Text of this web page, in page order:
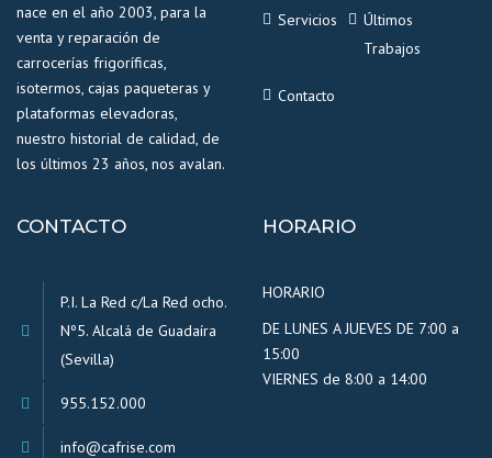
nace en el año 2003, para la
venta y reparación de
carrocerías frigoríficas,
isotermos, cajas paqueteras y
plataformas elevadoras,
nuestro historial de calidad, de
los últimos 23 años, nos avalan.
Servicios
Últimos
Trabajos
Contacto
CONTACTO
P.I. La Red c/La Red ocho.
Nº5. Alcalá de Guadaíra
(Sevilla)
955.152.000
info@cafrise.com
HORARIO
HORARIO
DE LUNES A JUEVES DE 7:00 a
15:00
VIERNES de 8:00 a 14:00